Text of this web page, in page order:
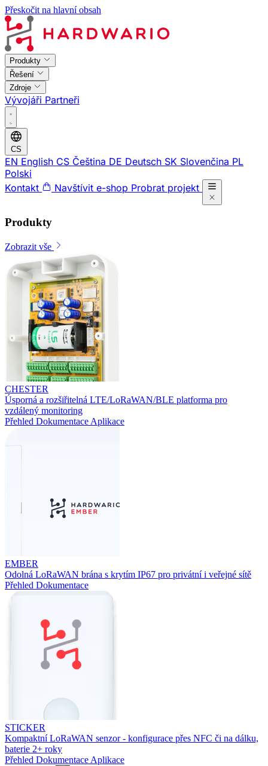
Přeskočit na hlavní obsah
Produkty
Řešení
Zdroje
Vývojáři Partneři
CS
EN English CS Čeština DE Deutsch SK Slovenčina PL
Polski
Kontakt
Navštívit e-shop Probrat projekt
Produkty
Zobrazit vše
CHESTER
Úsporná a rozšiřitelná LTE/LoRaWAN/BLE platforma pro
vzdálený monitoring
Přehled Dokumentace Aplikace
EMBER
Odolná LoRaWAN brána s krytím IP67 pro privátní i veřejné sítě
Přehled Dokumentace
STICKER
Kompaktní LoRaWAN senzor - konfigurace přes NFC či na dálku,
baterie 2+ roky
Přehled Dokumentace Aplikace